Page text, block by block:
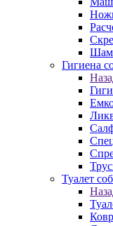
Гигиена
Туалет